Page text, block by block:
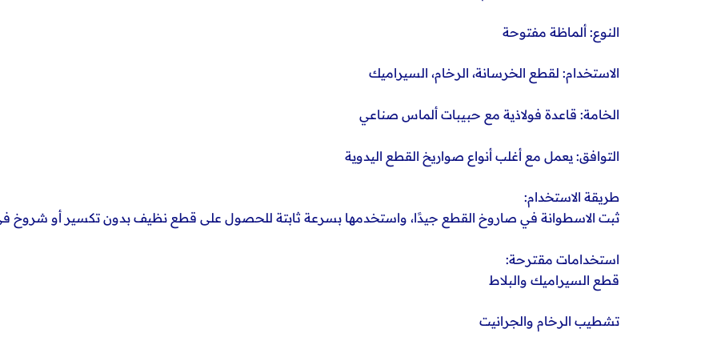
النوع: ألماظة مفتوحة
الاستخدام: لقطع الخرسانة، الرخام، السيراميك
الخامة: قاعدة فولاذية مع حبيبات ألماس صناعي
التوافق: يعمل مع أغلب أنواع صواريخ القطع اليدوية
طريقة الاستخدام:
ثبت الاسطوانة في صاروخ القطع جيدًا، واستخدمها بسرعة ثابتة للحصول على قطع نظيف بدون تكسير أو شروخ
استخدامات مقترحة:
قطع السيراميك والبلاط
تشطيب الرخام والجرانيت